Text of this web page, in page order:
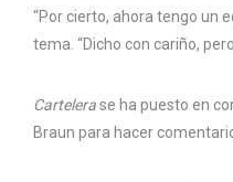
“Por cierto, ahora tengo un
tema. “Dicho con cariño,
Cartelerase ha puesto en
Braun para hacer